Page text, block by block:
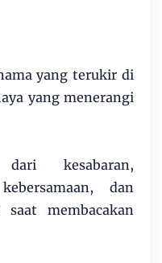
yang terukir di
yang menerangi
kesabaran,
dan
membacakan